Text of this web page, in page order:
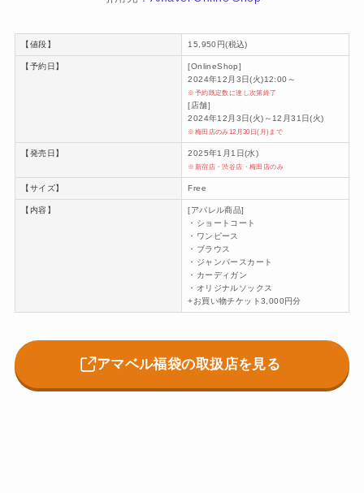
【値段】 15,950円(税込)
【予約日】
[OnlineShop]
2024年12月3日(火)12:00～
※予約既定数に達し次第終了
[店舗]
2024年12月3日(火)～12月31日(火)
※梅田店のみ12月30日(月)まで
【発売日】 2025年1月1日(水)
※新宿店・渋谷店・梅田店のみ
【サイズ】 Free
【内容】
[アパレル商品]
・ショートコート
・ワンピース
・ブラウス
・ジャンパースカート
・カーディガン
・オリジナルソックス
+お買い物チケット3,000円分
アマベル福袋の取扱店を見る